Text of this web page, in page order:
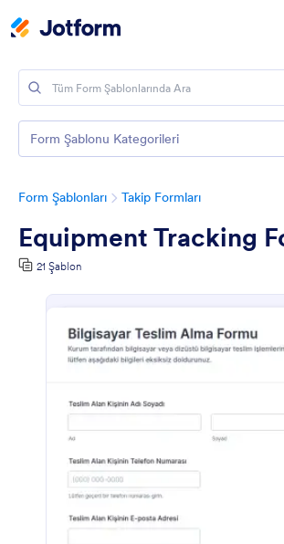
Form Şablonları Takip Formları
Equipment Tracking
21 Şablon
Form Şablonu Kategorileri